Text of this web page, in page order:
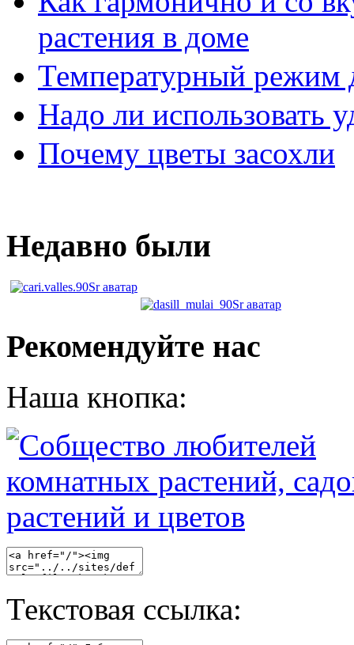
растения в доме
Температурный режим
Надо ли использовать
Почему цветы засохли
Недавно были
Рекомендуйте нас
Наша кнопка:
Текстовая ссылка: